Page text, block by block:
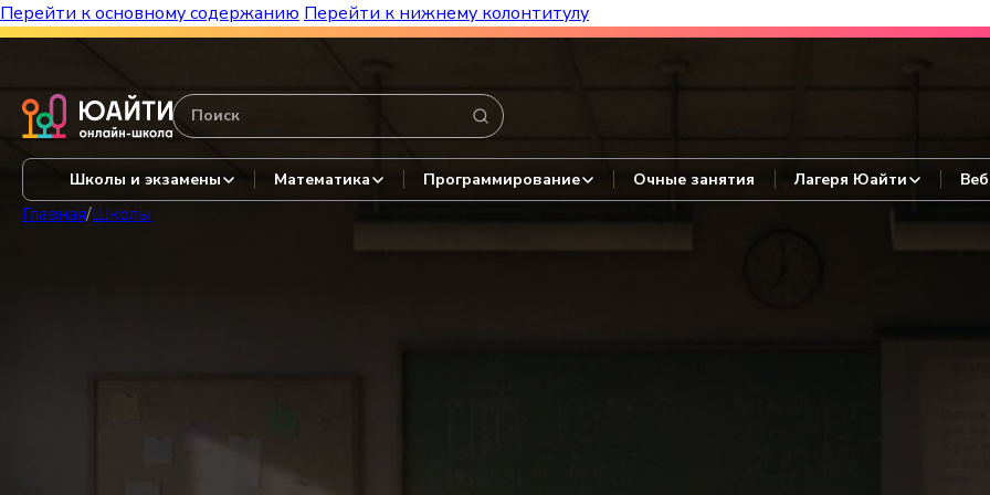
Перейти к основному содержанию Перейти к нижнему колонтитулу
Школы и экзамены Математика Программирование Очные занятия Лагеря Юайти
Главная/Школы